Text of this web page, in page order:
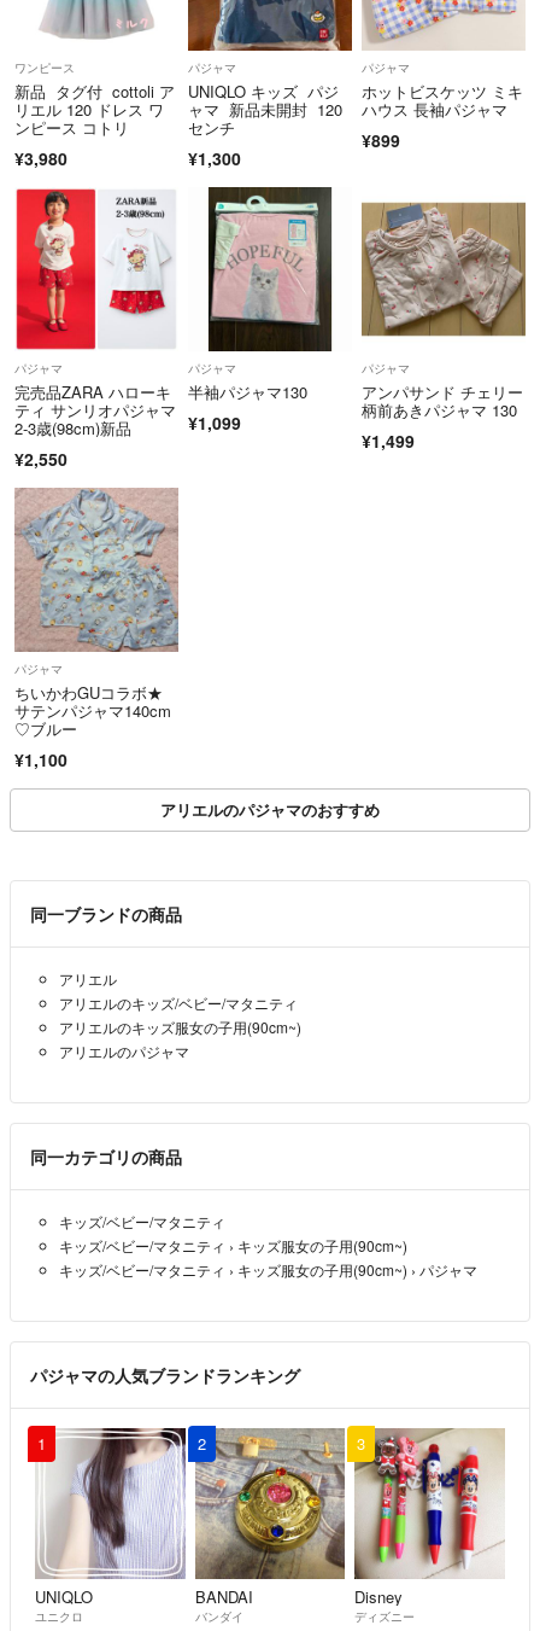
ワンピース
新品 タグ付 cottoli ア
リエル 120 ドレス ワ
ンピース コトリ
¥3,980
パジャマ
UNIQLO キッズ パジ
ャマ 新品未開封 120
センチ
¥1,300
パジャマ
ホットビスケッツ ミキ
ハウス 長袖パジャマ
¥899
パジャマ
完売品ZARA ハローキ
ティ サンリオパジャマ
2-3歳(98cm)新品
¥2,550
パジャマ
半袖パジャマ130
¥1,099
パジャマ
アンパサンド チェリー
柄前あきパジャマ 130
¥1,499
パジャマ
ちいかわGUコラボ★
サテンパジャマ140cm
♡ブルー
¥1,100
アリエルのパジャマのおすすめ
同一ブランドの商品
アリエル
アリエルのキッズ/ベビー/マタニティ
アリエルのキッズ服女の子用(90cm~)
アリエルのパジャマ
同一カテゴリの商品
キッズ/ベビー/マタニティ
キッズ/ベビー/マタニティ › キッズ服女の子用(90cm~)
キッズ/ベビー/マタニティ › キッズ服女の子用(90cm~) › パジャマ
パジャマの人気ブランドランキング
1
UNIQLO
ユニクロ
2
BANDAI
バンダイ
3
Disney
ディズニー